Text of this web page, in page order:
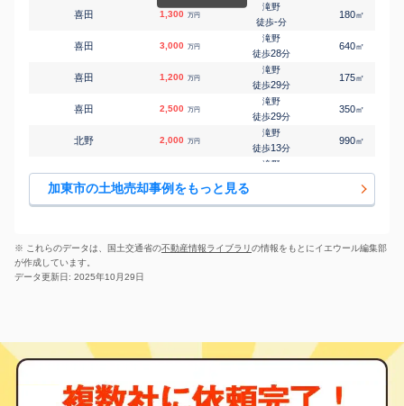
喜田 1,300 万円
滝野
徒歩-分
180㎡
喜田 3,000 万円
滝野
徒歩28分
640㎡
喜田 1,200 万円
滝野
徒歩29分
175㎡
喜田 2,500 万円
滝野
徒歩29分
350㎡
北野 2,000 万円
滝野
徒歩13分
990㎡
北野 1,200 万円
滝野
260㎡
黒谷 100 万円
-
760㎡
徒歩 13 分
松沢
南山 510 万円 280㎡
社 300 万円
社町
徒歩-分
加東市の土地売却事例をもっと見る
※ これらのデータは、国土交通省の不動産情報ライブラリの情報をもとにイエウール編集部
が作成しています。
データ更新日: 2025年10月29日